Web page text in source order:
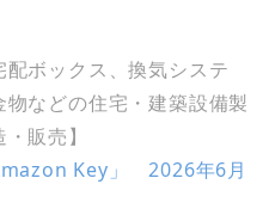
ボックス、換気システ
などの住宅・建築設備製
販売】
Key」 2026年6月